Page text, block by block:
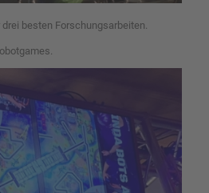
besten Forschungsarbeiten.